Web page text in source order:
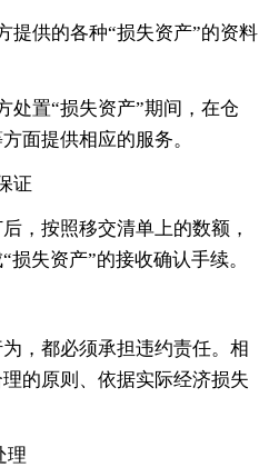
提供的各种“损失资产”的资料
处置“损失资产”期间，在仓
面提供相应的服务。
证
，按照移交清单上的数额，
失资产”的接收确认手续。
，都必须承担违约责任。相
的原则、依据实际经济损失
理